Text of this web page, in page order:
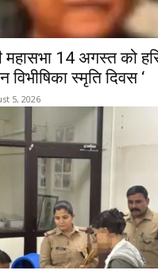
महासभा 14 अगस्त को
विभीषिका स्मृति दिवस ‘
5, 2026